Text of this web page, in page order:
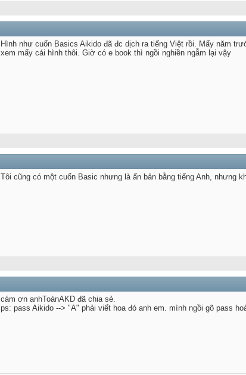
Hình như cuốn Basics Aikido đã đc dịch ra tiếng Việt rồi. Mấy năm
xem mấy cái hình thôi. Giờ có e book thì ngồi nghiền ngẫm lại vậy
Tôi cũng có một cuốn Basic nhưng là ấn bản bằng tiếng Anh, nhưng
cám ơn anhToànAKD đã chia sẻ.
ps: pass Aikido --> "A" phải viết hoa đó anh em. mình ngồi gõ pass